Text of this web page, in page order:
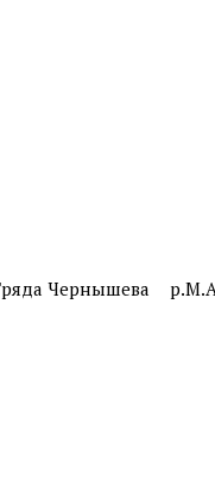
Чернышева